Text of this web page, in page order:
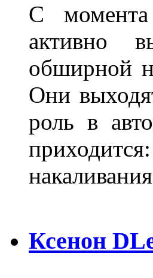
С момента
активно
обширной
Они
роль в
Ксенон